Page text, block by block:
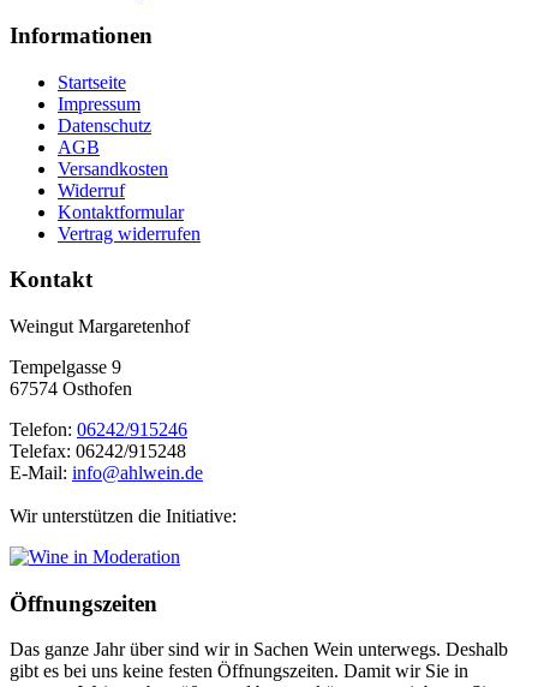
Informationen
Startseite
Impressum
Datenschutz
AGB
Versandkosten
Widerruf
Kontaktformular
Vertrag widerrufen
Kontakt
Weingut Margaretenhof
Tempelgasse 9
67574 Osthofen
Telefon: 06242/915246
Telefax: 06242/915248
E-Mail: info@ahlwein.de
Wir unterstützen die Initiative:
Öffnungszeiten
Das ganze Jahr über sind wir in Sachen Wein unterwegs. Deshalb
gibt es bei uns keine festen Öffnungszeiten. Damit wir Sie in